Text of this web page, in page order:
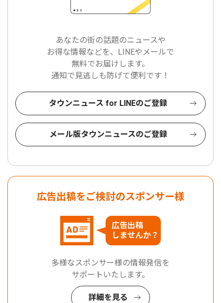
あなたの街の話題のニュースや
お得な情報などを、LINEやメールで
無料でお届けします。
通知で見逃しも防げて便利です！
タウンニュース for LINEのご登録
メール版タウンニュースのご登録
広告出稿をご検討のスポンサー様
広告出稿
しませんか？
多様なスポンサー様の情報発信を
サポートいたします。
詳細を見る